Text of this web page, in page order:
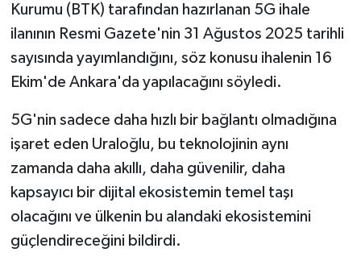
Kurumu (BTK) tarafından hazırlanan 5G ihale
ilanının Resmi Gazete'nin 31 Ağustos 2025 tarihli
sayısında yayımlandığını, söz konusu ihalenin 16
Ekim'de Ankara'da yapılacağını söyledi.
5G'nin sadece daha hızlı bir bağlantı olmadığına
işaret eden Uraloğlu, bu teknolojinin aynı
zamanda daha akıllı, daha güvenilir, daha
kapsayıcı bir dijital ekosistemin temel taşı
olacağını ve ülkenin bu alandaki ekosistemini
güçlendireceğini bildirdi.